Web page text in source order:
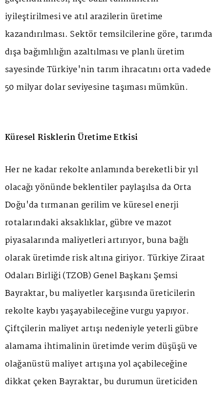
iyileştirilmesi ve atıl arazilerin üretime
kazandırılması. Sektör temsilcilerine göre, tarımda
dışa bağımlılığın azaltılması ve planlı üretim
sayesinde Türkiye'nin tarım ihracatını orta vadede
50 milyar dolar seviyesine taşıması mümkün.
Küresel Risklerin Üretime Etkisi
Her ne kadar rekolte anlamında bereketli bir yıl
olacağı yönünde beklentiler paylaşılsa da Orta
Doğu'da tırmanan gerilim ve küresel enerji
rotalarındaki aksaklıklar, gübre ve mazot
piyasalarında maliyetleri artırıyor, buna bağlı
olarak üretimde risk altına giriyor. Türkiye Ziraat
Odaları Birliği (TZOB) Genel Başkanı Şemsi
Bayraktar, bu maliyetler karşısında üreticilerin
rekolte kaybı yaşayabileceğine vurgu yapıyor.
Çiftçilerin maliyet artışı nedeniyle yeterli gübre
alamama ihtimalinin üretimde verim düşüşü ve
olağanüstü maliyet artışına yol açabileceğine
dikkat çeken Bayraktar, bu durumun üreticiden